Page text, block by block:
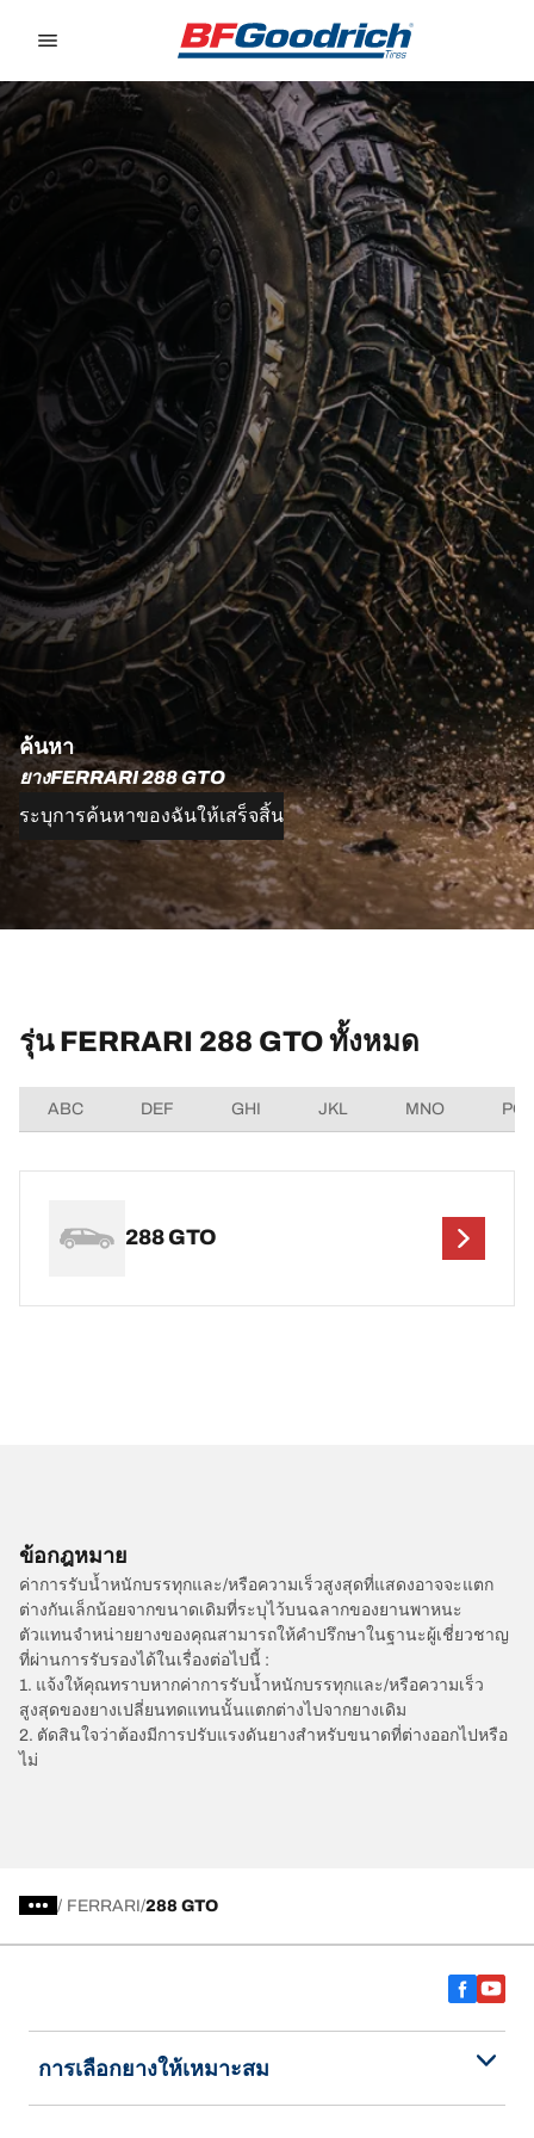
ค้นหา
ยางFERRARI 288 GTO
ระบุการค้นหาของฉันให้เสร็จสิ้น
รุ่น FERRARI 288 GTO ทั้งหมด
ABC DEF GHI JKL MNO
288 GTO
ข้อกฎหมาย
ค่าการรับน้ำหนักบรรทุกและ/หรือความเร็วสูงสุดที่แสดงอาจจะแตก
ต่างกันเล็กน้อยจากขนาดเดิมที่ระบุไว้บนฉลากของยานพาหนะ
ตัวแทนจำหน่ายยางของคุณสามารถให้คำปรึกษาในฐานะผู้เชี่ยวชาญ
ที่ผ่านการรับรองได้ในเรื่องต่อไปนี้ :
1. แจ้งให้คุณทราบหากค่าการรับน้ำหนักบรรทุกและ/หรือความเร็ว
สูงสุดของยางเปลี่ยนทดแทนนั้นแตกต่างไปจากยางเดิม
2. ตัดสินใจว่าต้องมีการปรับแรงดันยางสำหรับขนาดที่ต่างออกไปหรือ
ไม่
/ FERRARI 288 GTO
การเลือกยางให้เหมาะสม